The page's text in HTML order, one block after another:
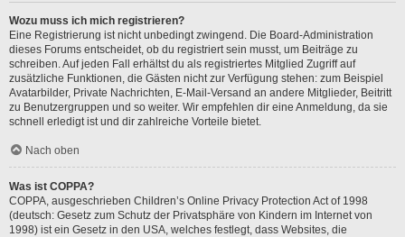
Wozu muss ich mich registrieren?
Eine Registrierung ist nicht unbedingt zwingend. Die Board-Administration
dieses Forums entscheidet, ob du registriert sein musst, um Beiträge zu
schreiben. Auf jeden Fall erhältst du als registriertes Mitglied Zugriff auf
zusätzliche Funktionen, die Gästen nicht zur Verfügung stehen: zum Beispiel
Avatarbilder, Private Nachrichten, E-Mail-Versand an andere Mitglieder, Beitritt
zu Benutzergruppen und so weiter. Wir empfehlen dir eine Anmeldung, da sie
schnell erledigt ist und dir zahlreiche Vorteile bietet.
Nach oben
Was ist COPPA?
COPPA, ausgeschrieben Children’s Online Privacy Protection Act of 1998
(deutsch: Gesetz zum Schutz der Privatsphäre von Kindern im Internet von
1998) ist ein Gesetz in den USA, welches festlegt, dass Websites, die